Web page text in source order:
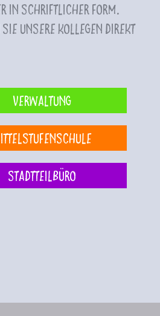
in schriftlicher Form.
unsere Kollegen direkt
Verwaltung
Stadtteilbüro